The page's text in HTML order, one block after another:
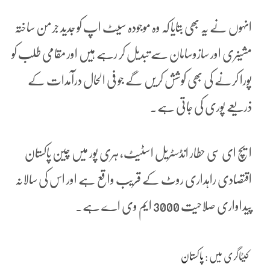
انہوں نے یہ بھی بتایا کہ وہ موجودہ سیٹ اپ کو جدید جرمن ساختہ
مشینری اور سازوسامان سے تبدیل کر رہے ہیں اور مقامی طلب کو
پورا کرنے کی بھی کوشش کریں گے جو فی الحال درآمدات کے
ذریعے پوری کی جاتی ہے۔
ایچ ای سی حطار انڈسٹریل اسٹیٹ، ہری پور میں چین پاکستان
اقتصادی راہداری روٹ کے قریب واقع ہے اور اس کی سالانہ
پیداواری صلاحیت 3000 ایم وی اے ہے۔
کیٹاگری میں : پاکستان